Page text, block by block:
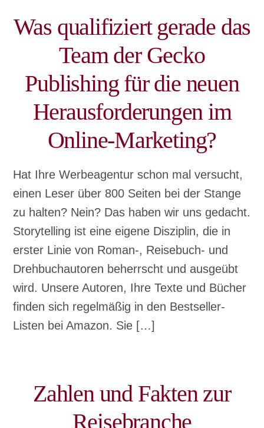
Was qualifiziert gerade das
Team der Gecko
Publishing für die neuen
Herausforderungen im
Online-Marketing?
Hat Ihre Werbeagentur schon mal versucht,
einen Leser über 800 Seiten bei der Stange
zu halten? Nein? Das haben wir uns gedacht.
Storytelling ist eine eigene Disziplin, die in
erster Linie von Roman-, Reisebuch- und
Drehbuchautoren beherrscht und ausgeübt
wird. Unsere Autoren, Ihre Texte und Bücher
finden sich regelmäßig in den Bestseller-
Listen bei Amazon. Sie […]
Zahlen und Fakten zur
Reisebranche